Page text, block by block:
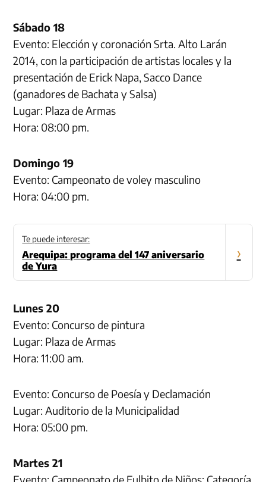
Sábado 18
Evento: Elección y coronación Srta. Alto Larán
2014, con la participación de artistas locales y la
presentación de Erick Napa, Sacco Dance
(ganadores de Bachata y Salsa)
Lugar: Plaza de Armas
Hora: 08:00 pm.
Domingo 19
Evento: Campeonato de voley masculino
Hora: 04:00 pm.
Te puede interesar:
Arequipa: programa del 147 aniversario
de Yura
›
Lunes 20
Evento: Concurso de pintura
Lugar: Plaza de Armas
Hora: 11:00 am.
Evento: Concurso de Poesía y Declamación
Lugar: Auditorio de la Municipalidad
Hora: 05:00 pm.
Martes 21
Evento: Campeonato de Fulbito de Niños: Categoría